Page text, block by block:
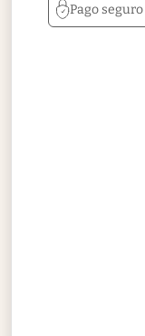
Pago seguro